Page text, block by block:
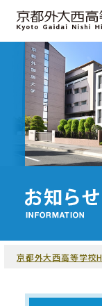
京都外大西高等学校